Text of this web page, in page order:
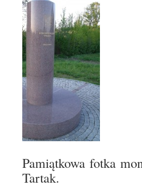
Pamiątkowa fotka
Tartak.